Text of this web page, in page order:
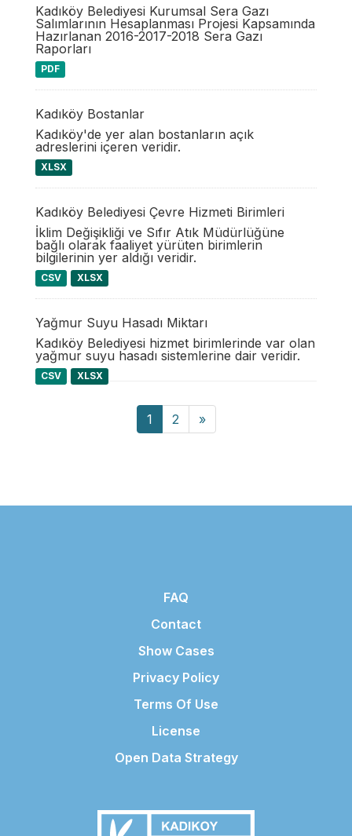
Kadıköy Belediyesi Kurumsal Sera Gazı
Salımlarının Hesaplanması Projesi Kapsamında
Hazırlanan 2016-2017-2018 Sera Gazı
Raporları
PDF
Kadıköy Bostanlar
Kadıköy'de yer alan bostanların açık
adreslerini içeren veridir.
XLSX
Kadıköy Belediyesi Çevre Hizmeti Birimleri
İklim Değişikliği ve Sıfır Atık Müdürlüğüne
bağlı olarak faaliyet yürüten birimlerin
bilgilerinin yer aldığı veridir.
CSV XLSX
Yağmur Suyu Hasadı Miktarı
Kadıköy Belediyesi hizmet birimlerinde var olan
yağmur suyu hasadı sistemlerine dair veridir.
CSV XLSX
1 2 »
FAQ
Contact
Show Cases
Privacy Policy
Terms Of Use
License
Open Data Strategy